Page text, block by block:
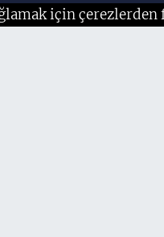
için